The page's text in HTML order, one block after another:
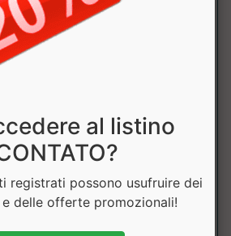
0.9g
0.2g
12g
0.2g
al listino
registrati possono usufruire dei
delle offerte promozionali!